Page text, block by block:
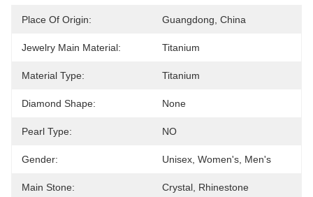
Place Of Origin: Guangdong, China
Jewelry Main Material: Titanium
Material Type: Titanium
Diamond Shape: None
Pearl Type: NO
Gender: Unisex, Women's, Men's
Main Stone: Crystal, Rhinestone